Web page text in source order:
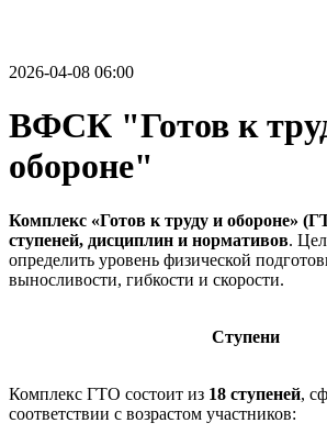
2026-04-08 06:00
ВФСК "Готов к
обороне"
Комплекс «Готов к труду и обороне»
ступеней, дисциплин и нормативов.
определить уровень физической
выносливости, гибкости и скорости.
Ступени
Комплекс ГТО состоит из 18 ступеней,
соответствии с возрастом участников: